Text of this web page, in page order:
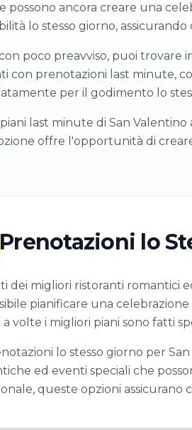
possono ancora creare una
lo stesso giorno,
poco preavviso, puoi trovare
con prenotazioni last minute,
per il godimento lo
piani last minute di San
offre l'opportunità di
Prenotazioni lo
dei migliori ristoranti romantici
pianificare una
a volte i migliori piani sono fatti
lo stesso giorno per
ed eventi speciali che
queste opzioni assicurano